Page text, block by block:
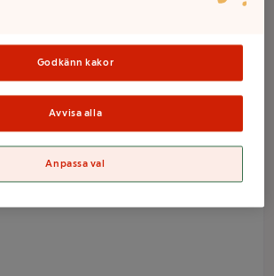
kan variera mellan butikerna
Godkänn kakor
Avvisa alla
Anpassa val